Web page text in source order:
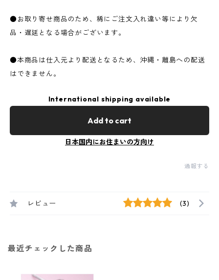
●お取り寄せ商品のため、稀にご注文入れ違い等により欠
品・遅延となる場合がございます。
●本商品は仕入元より配送となるため、沖縄・離島への配送
はできません。
International shipping available
Add to cart
日本国内にお住まいの方向け
通報する
レビュー (3)
最近チェックした商品